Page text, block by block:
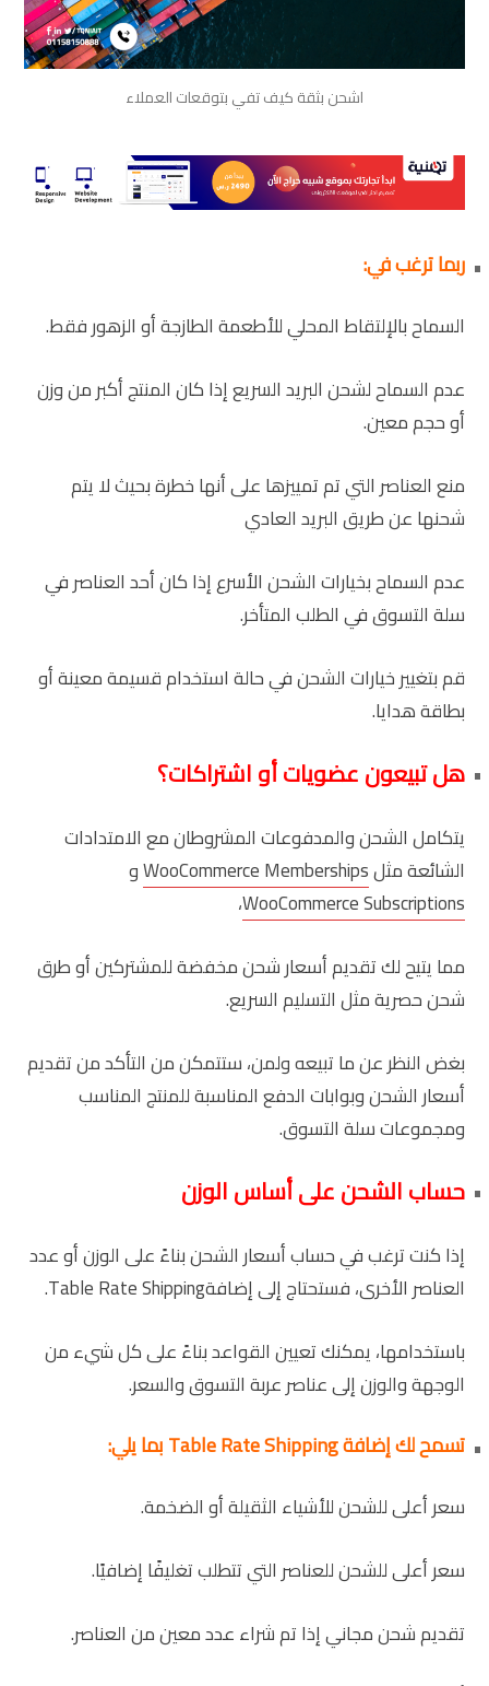
اشحن بثقة كيف تفي بتوقعات العملاء
ربما ترغب في:
السماح بالإلتقاط المحلي للأطعمة الطازجة أو الزهور فقط.
عدم السماح لشحن البريد السريع إذا كان المنتج أكبر من وزن
أو حجم معين.
منع العناصر التي تم تمييزها على أنها خطرة بحيث لا يتم
شحنها عن طريق البريد العادي
عدم السماح بخيارات الشحن الأسرع إذا كان أحد العناصر في
سلة التسوق في الطلب المتأخر.
قم بتغيير خيارات الشحن في حالة استخدام قسيمة معينة أو
بطاقة هدايا.
هل تبيعون عضويات أو اشتراكات؟
يتكامل الشحن والمدفوعات المشروطان مع الامتدادات
الشائعة مثلWooCommerce Membershipsو
WooCommerce Subscriptions،
مما يتيح لك تقديم أسعار شحن مخفضة للمشتركين أو طرق
شحن حصرية مثل التسليم السريع.
بغض النظر عن ما تبيعه ولمن، ستتمكن من التأكد من تقديم
أسعار الشحن وبوابات الدفع المناسبة للمنتج المناسب
ومجموعات سلة التسوق.
حساب الشحن على أساس الوزن
إذا كنت ترغب في حساب أسعار الشحن بناءً على الوزن أو عدد
العناصر الأخرى، فستحتاج إلى إضافةTable Rate Shipping.
باستخدامها، يمكنك تعيين القواعد بناءً على كل شيء من
الوجهة والوزن إلى عناصر عربة التسوق والسعر.
تسمح لك إضافة Table Rate Shipping بما يلي:
سعر أعلى للشحن للأشياء الثقيلة أو الضخمة.
سعر أعلى للشحن للعناصر التي تتطلب تغليفًا إضافيًا.
تقديم شحن مجاني إذا تم شراء عدد معين من العناصر.